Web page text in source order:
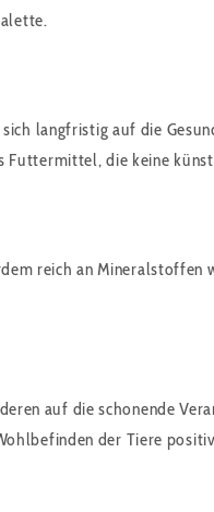
langfristig auf die
Futtermittel, die keine
reich an Mineralstoffen
auf die schonende
der Tiere